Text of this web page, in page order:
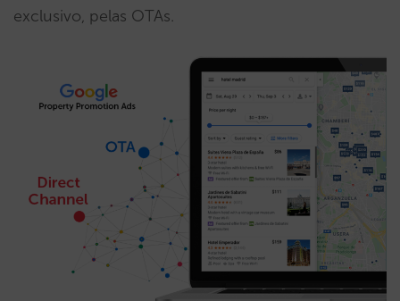
exclusivo, pelas OTAs.